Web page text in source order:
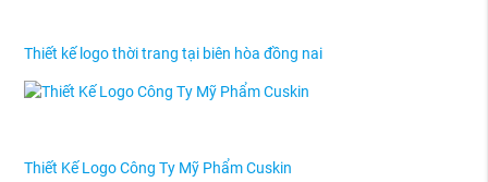
Thiết kế logo thời trang tại biên hòa đồng nai
Thiết Kế Logo Công Ty Mỹ Phẩm Cuskin